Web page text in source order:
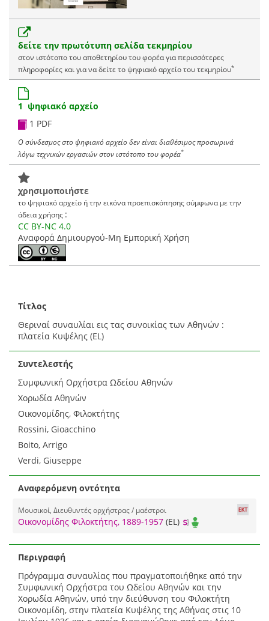
δείτε την πρωτότυπη σελίδα τεκμηρίου
στον ιστότοπο του αποθετηρίου του φορέα για περισσότερες
πληροφορίες και για να δείτε το ψηφιακό αρχείο του τεκμηρίου*
1 ψηφιακό αρχείο
1 PDF
Ο σύνδεσμος στο ψηφιακό αρχείο δεν είναι διαθέσιμος προσωρινά
λόγω τεχνικών εργασιών στον ιστότοπο του φορέα*
χρησιμοποιήστε
το ψηφιακό αρχείο ή την εικόνα προεπισκόπησης σύμφωνα με την
άδεια χρήσης :
CC BY-NC 4.0
Αναφορά Δημιουργού-Μη Εμπορική Χρήση
Τίτλος
Θεριναί συναυλίαι εις τας συνοικίας των Αθηνών :
πλατεία Κυψέλης (EL)
Συντελεστής
Συμφωνική Ορχήστρα Ωδείου Αθηνών
Χορωδία Αθηνών
Οικονομίδης, Φιλοκτήτης
Rossini, Gioacchino
Boito, Arrigo
Verdi, Giuseppe
Αναφερόμενη οντότητα
Μουσικοί, Διευθυντές ορχήστρας / μαέστροι
Οικονομίδης Φιλοκτήτης, 1889-1957 (EL)
Περιγραφή
Πρόγραμμα συναυλίας που πραγματοποιήθηκε από την
Συμφωνική Ορχήστρα του Ωδείου Αθηνών και την
Χορωδία Αθηνών, υπό την διεύθυνση του Φιλοκτήτη
Οικονομίδη, στην πλατεία Κυψέλης της Αθήνας στις 10